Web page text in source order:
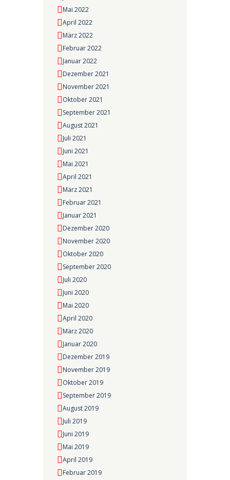
Mai 2022
April 2022
März 2022
Februar 2022
Januar 2022
Dezember 2021
November 2021
Oktober 2021
September 2021
August 2021
Juli 2021
Juni 2021
Mai 2021
April 2021
März 2021
Februar 2021
Januar 2021
Dezember 2020
November 2020
Oktober 2020
September 2020
Juli 2020
Juni 2020
Mai 2020
April 2020
März 2020
Januar 2020
Dezember 2019
November 2019
Oktober 2019
September 2019
August 2019
Juli 2019
Juni 2019
Mai 2019
April 2019
Februar 2019